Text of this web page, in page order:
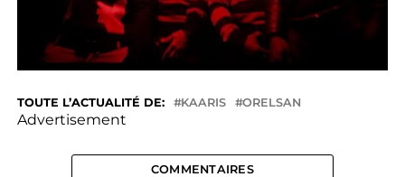
TOUTE L’ACTUALITÉ DE: KAARIS ORELSAN
Advertisement
COMMENTAIRES